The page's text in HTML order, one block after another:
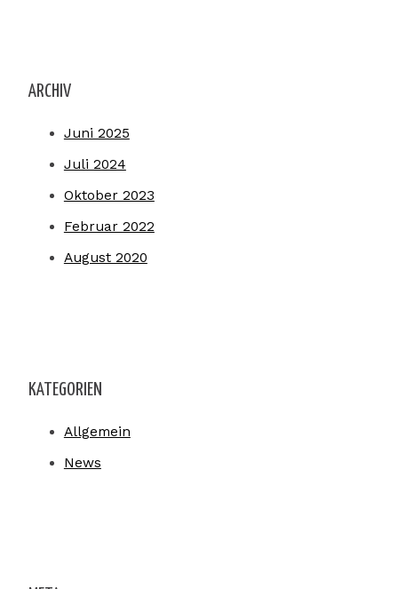
ARCHIV
Juni 2025
Juli 2024
Oktober 2023
Februar 2022
August 2020
KATEGORIEN
Allgemein
News